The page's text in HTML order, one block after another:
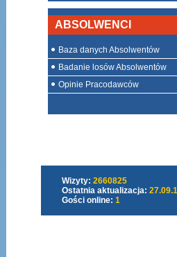
ABSOLWENCI
Baza danych Absolwentów
Badanie losów Absolwentów
Opinie Pracodawców
Wizyty: 2660825
Ostatnia aktualizacja:
Gości online: 1